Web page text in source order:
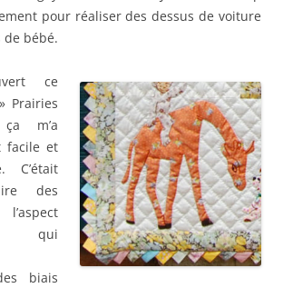
pour réaliser des dessus de voiture
bébé.
ce
Prairies
m’a
facile et
C’était
des
qui
biais